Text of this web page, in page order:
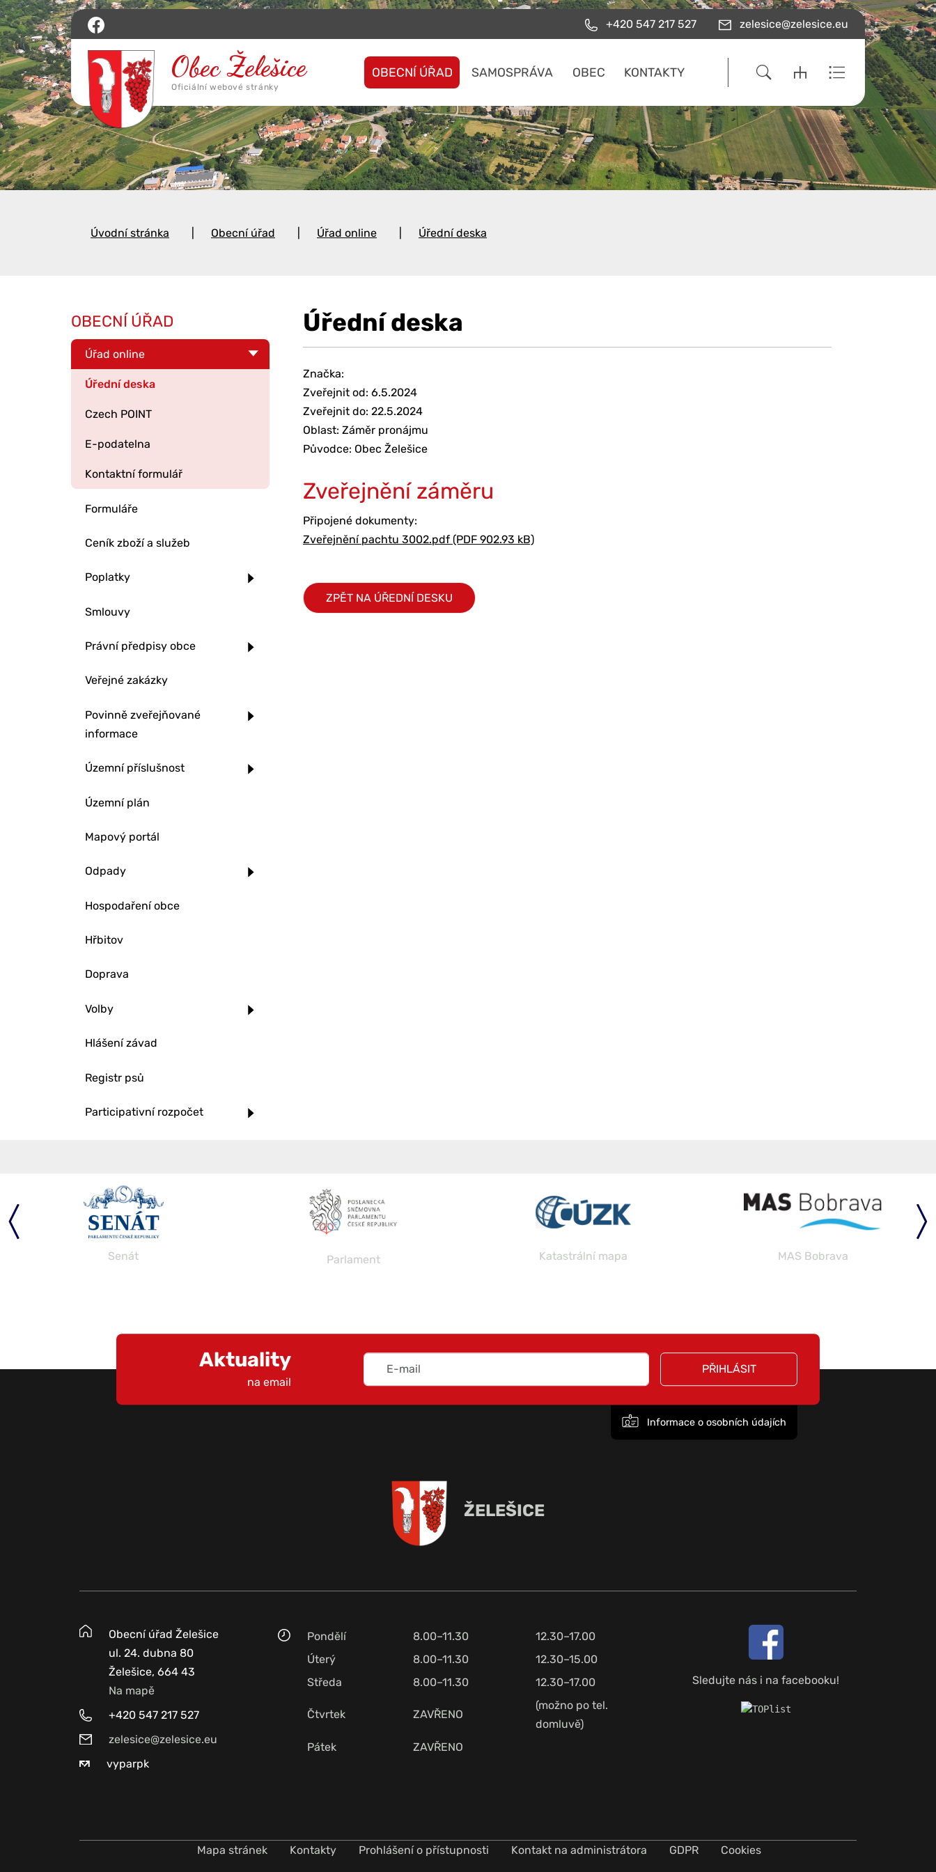
+420 547 217 527 zelesice@zelesice.eu
OBECNÍ ÚŘAD SAMOSPRÁVA OBEC KONTAKTY
Úvodní stránka Obecní úřad Úřad online Úřední deska
Úřední deska
Značka:
Zveřejnit od: 6.5.2024
Zveřejnit do: 22.5.2024
Oblast: Záměr pronájmu
Původce: Obec Želešice
Zveřejnění záměru
Připojené dokumenty:
Zveřejnění pachtu 3002.pdf (PDF 902.93 kB)
ZPĚT NA ÚŘEDNÍ DESKU
OBECNÍ ÚŘAD
Úřad online
Úřední deska
Czech POINT
E-podatelna
Kontaktní formulář
Formuláře
Ceník zboží a služeb
Poplatky
Smlouvy
Právní předpisy obce
Veřejné zakázky
Povinně zveřejňované
informace
Územní příslušnost
Územní plán
Mapový portál
Odpady
Hospodaření obce
Hřbitov
Doprava
Volby
Hlášení závad
Registr psů
Participativní rozpočet
Senát Parlament Katastrální mapa MAS Bobrava
Aktuality
na email
PŘIHLÁSIT
Informace o osobních údajích
ŽELEŠICE
Obecní úřad Želešice
ul. 24. dubna 80
Želešice, 664 43
Na mapě
+420 547 217 527
zelesice@zelesice.eu
vyparpk
Pondělí 8.00–11.30
12.30–17.00
Úterý
8.00–11.30
12.30–15.00
Středa
8.00–11.30 12.30–17.00
Čtvrtek ZAVŘENO
(možno po tel.
domluvě)
Pátek
ZAVŘENO
Sledujte nás i na facebooku!
Mapa stránek Kontakty Prohlášení o přístupnosti Kontakt na administrátora GDPR Cookies